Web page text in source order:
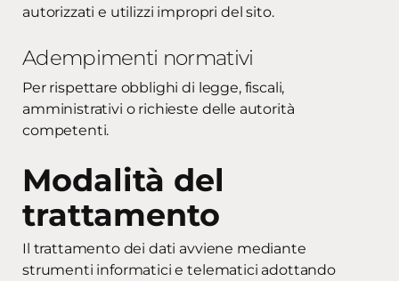
autorizzati e utilizzi impropri del sito.
Adempimenti normativi
Per rispettare obblighi di legge, fiscali,
amministrativi o richieste delle autorità
competenti.
Modalità del
trattamento
Il trattamento dei dati avviene mediante
strumenti informatici e telematici adottando